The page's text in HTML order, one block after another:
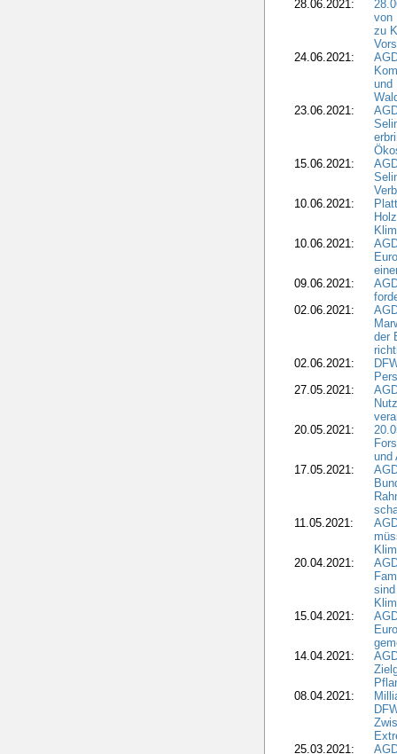
28.06.2021:
von
zu
24.06.2021:
und
23.06.2021:
15.06.2021:
10.06.2021:
10.06.2021:
09.06.2021:
02.06.2021:
der
02.06.2021:
27.05.2021:
20.05.2021:
und
17.05.2021:
11.05.2021:
20.04.2021:
15.04.2021:
14.04.2021:
08.04.2021:
25.03.2021: